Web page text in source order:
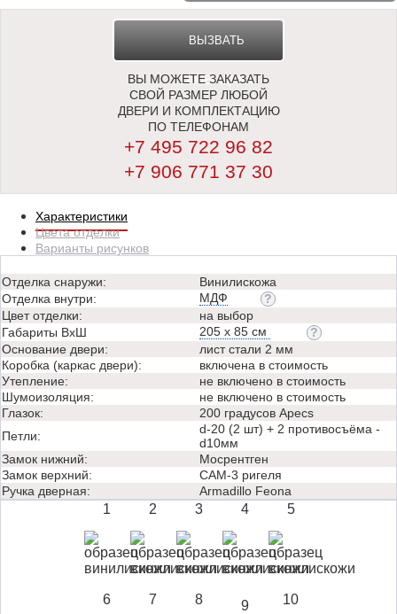
ВЫЗВАТЬ
ЗАМЕРЩИКА
ВЫ МОЖЕТЕ ЗАКАЗАТЬ
СВОЙ РАЗМЕР ЛЮБОЙ
ДВЕРИ И КОМПЛЕКТАЦИЮ
ПО ТЕЛЕФОНАМ
+7 495 722 96 82
+7 906 771 37 30
Характеристики
Цвета отделки
Варианты рисунков
Отделка снаружи:
Винилискожа
Отделка внутри:
МДФ
Цвет отделки:
на выбор
Габариты ВхШ
205 х 85 см
Основание двери:
лист стали 2 мм
Коробка (каркас двери):
включена в стоимость
Утепление:
не включено в стоимость
Шумоизоляция:
не включено в стоимость
Глазок:
200 градусов Apecs
Петли:
d-20 (2 шт) + 2 противосъёма -
d10мм
Замок нижний:
Мосрентген
Замок верхний:
САМ-3 ригеля
Ручка дверная:
Аrmadillo Feona
1 2 3 4 5
6 7 8 9 10